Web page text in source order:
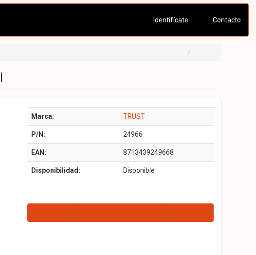
Identifícate Contacto
Marca: TRUST
P/N: 24966
EAN: 8713439249668
Disponibilidad: Disponible